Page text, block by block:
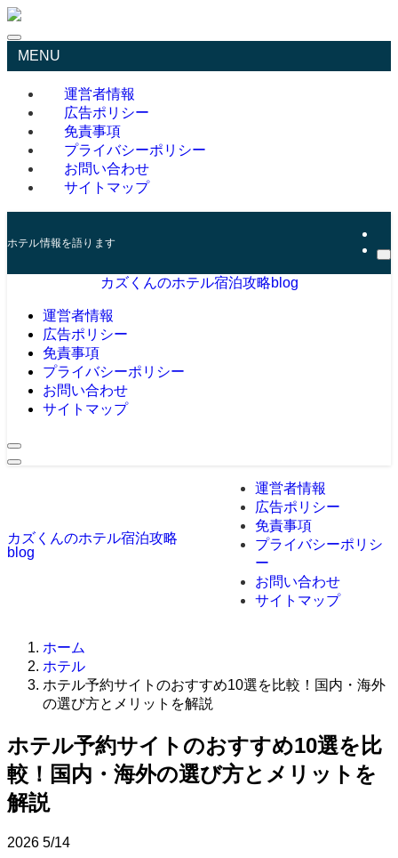
MENU
運営者情報
広告ポリシー
免責事項
プライバシーポリシー
お問い合わせ
サイトマップ
ホテル情報を語ります
カズくんのホテル宿泊攻略blog
運営者情報
広告ポリシー
免責事項
プライバシーポリシー
お問い合わせ
サイトマップ
カズくんのホテル宿泊攻略
blog
運営者情報
広告ポリシー
免責事項
プライバシーポリシ
ー
お問い合わせ
サイトマップ
ホーム
ホテル
ホテル予約サイトのおすすめ10選を比較！国内・海外
の選び方とメリットを解説
ホテル予約サイトのおすすめ10選を比
較！国内・海外の選び方とメリットを
解説
2026 5/14